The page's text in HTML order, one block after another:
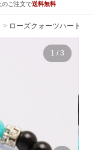
ご注文で送料無料
ローズクォーツハート・
1 / 3